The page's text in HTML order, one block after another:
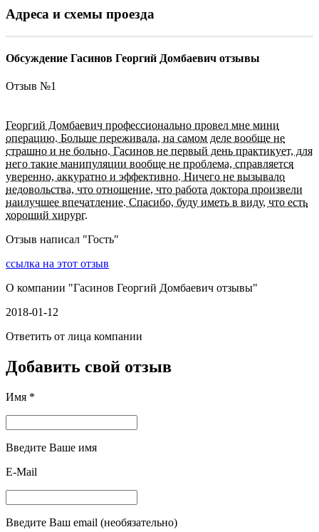
Адреса и схемы проезда
Обсуждение Гасинов Георгий Домбаевич отзывы
Отзыв №1
Георгий Домбаевич профессионально провел мне мини
операцию. Больше переживала, на самом деле вообще не
страшно и не больно. Гасинов не первый день практикует, для
него такие манипуляции вообще не проблема, справляется
уверенно, аккуратно и эффективно. Ничего не вызывало
недовольства, что отношение, что работа доктора произвели
наилучшее впечатление. Спасибо, буду иметь в виду, что есть
хороший хирург.
Отзыв написал "Гость"
ссылка на этот отзыв
О компании "Гасинов Георгий Домбаевич отзывы"
2018-01-12
Ответить от лица компании
Добавить свой отзыв
Имя *
Введите Ваше имя
E-Mail
Введите Ваш email (необязательно)